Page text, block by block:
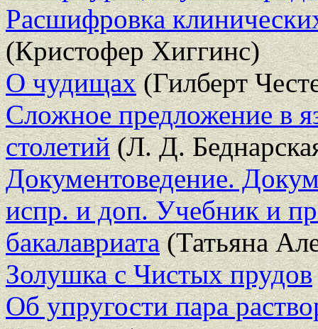
Расшифровка
(Кристофер Хиггинс)
О чудищах(Гилберт
Сложное предложение в
столетий(Л. Д.
Документоведение.
испр. и доп. Учебник и
бакалавриата(Татьяна
Золушка с Чистых прудов
Об упругости пара